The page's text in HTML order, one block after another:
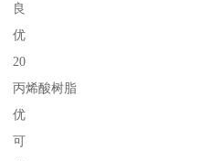
良
优
20
丙烯酸树脂
优
可